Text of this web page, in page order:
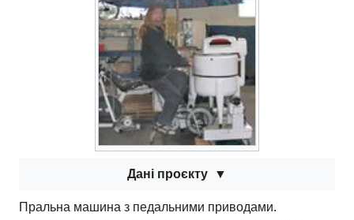
Дані проєкту
Пральна машина з педальними приводами.